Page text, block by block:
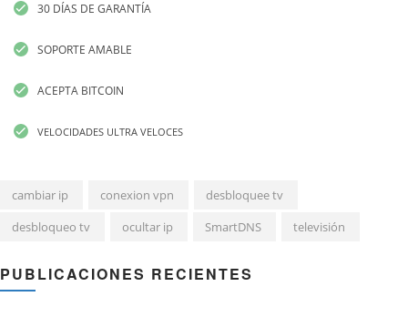
30 DÍAS DE GARANTÍA
SOPORTE AMABLE
ACEPTA BITCOIN
VELOCIDADES ULTRA VELOCES
cambiar ip conexion vpn
desbloquee tv
desbloqueo tv
ocultar ip SmartDNS televisión
PUBLICACIONES RECIENTES